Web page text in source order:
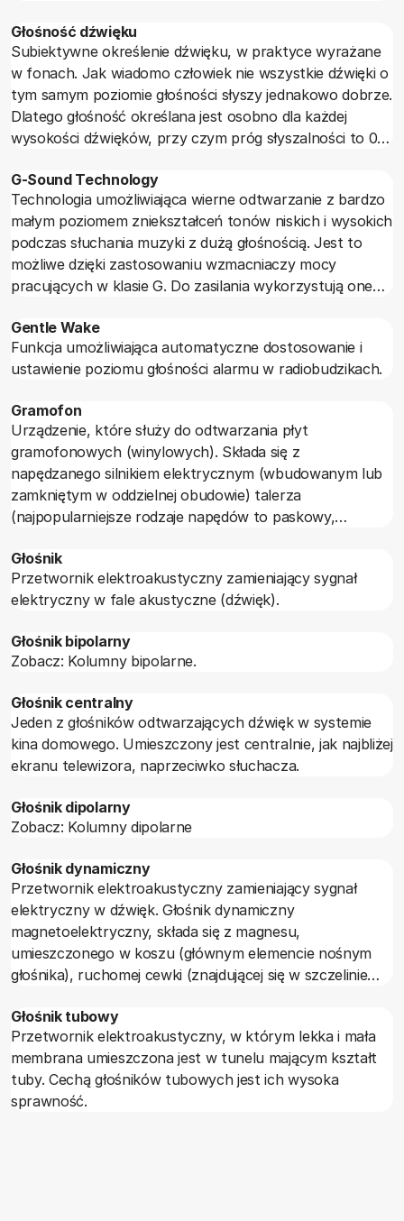
Głośność dźwięku
Subiektywne określenie dźwięku, w praktyce wyrażane
w fonach. Jak wiadomo człowiek nie wszystkie dźwięki o
tym samym poziomie głośności słyszy jednakowo dobrze.
Dlatego głośność określana jest osobno dla każdej
wysokości dźwięków, przy czym próg słyszalności to 0
ucho nie odróżnia już przyrostu) to 120 fonów.
G-Sound Technology
Technologia umożliwiająca wierne odtwarzanie z bardzo
małym poziomem zniekształceń tonów niskich i wysokich
podczas słuchania muzyki z dużą głośnością. Jest to
możliwe dzięki zastosowaniu wzmacniaczy mocy
pracujących w klasie G. Do zasilania wykorzystują one
energia elektryczna. Jej uwolnienie następuje w
momencie gwałtownego nasilenia dźwięku czyli dużego
poboru prądu.
Gentle Wake
Funkcja umożliwiająca automatyczne dostosowanie i
ustawienie poziomu głośności alarmu w radiobudzikach.
Gramofon
Urządzenie, które służy do odtwarzania płyt
gramofonowych (winylowych). Składa się z
napędzanego silnikiem elektrycznym (wbudowanym lub
zamkniętym w oddzielnej obudowie) talerza
(najpopularniejsze rodzaje napędów to paskowy,
ramieniu wkładki z igłą.
Głośnik
Przetwornik elektroakustyczny zamieniający sygnał
elektryczny w fale akustyczne (dźwięk).
Głośnik bipolarny
Zobacz: Kolumny bipolarne.
Głośnik centralny
Jeden z głośników odtwarzających dźwięk w systemie
kina domowego. Umieszczony jest centralnie, jak najbliżej
ekranu telewizora, naprzeciwko słuchacza.
Głośnik dipolarny
Zobacz: Kolumny dipolarne
Głośnik dynamiczny
Przetwornik elektroakustyczny zamieniający sygnał
elektryczny w dźwięk. Głośnik dynamiczny
magnetoelektryczny, składa się z magnesu,
umieszczonego w koszu (głównym elemencie nośnym
głośnika), ruchomej cewki (znajdującej się w szczelinie
przeciwpyłowej (chroniącej szczelinę magnesu przed
zanieczyszczeniami).
Głośnik tubowy
Przetwornik elektroakustyczny, w którym lekka i mała
membrana umieszczona jest w tunelu mającym kształt
tuby. Cechą głośników tubowych jest ich wysoka
sprawność.